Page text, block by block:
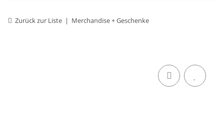
Zurück zur Liste Merchandise + Geschenke